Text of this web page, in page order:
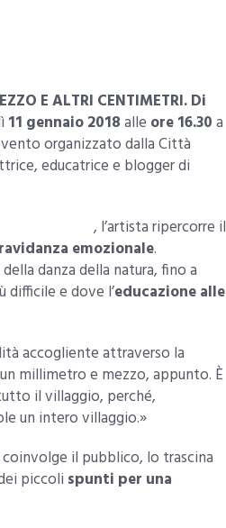
E ALTRI CENTIMETRI. Di
11 gennaio 2018alle ore 16.30a
organizzato dalla Città
educatrice e blogger di
, l’artista ripercorre il
emozionale.
danza della natura, fino a
difficile e dove l’educazione alle
accogliente attraverso la
millimetro e mezzo, appunto. È
il villaggio, perché,
un intero villaggio.»
il pubblico, lo trascina
piccoli spunti per una